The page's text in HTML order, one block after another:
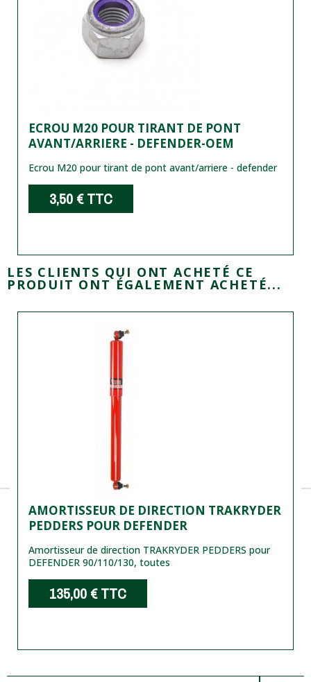
ECROU M20 POUR TIRANT DE PONT
AVANT/ARRIERE - DEFENDER-OEM
Ecrou M20 pour tirant de pont avant/arriere - defender
3,50 €TTC
LES CLIENTS QUI ONT ACHETÉ CE
PRODUIT ONT ÉGALEMENT ACHETÉ...
AMORTISSEUR DE DIRECTION TRAKRYDER
PEDDERS POUR DEFENDER
Amortisseur de direction TRAKRYDER PEDDERS pour
DEFENDER 90/110/130, toutes
135,00 €TTC